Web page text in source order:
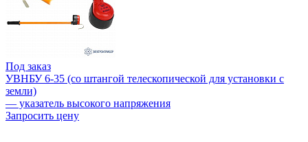
Под заказ
УВНБУ 6-35 (со штангой телескопической для установки с
земли)
— указатель высокого напряжения
Запросить цену